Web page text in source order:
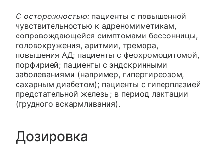
С осторожностью: пациенты с повышенной
чувствительностью к адреномиметикам,
сопровождающейся симптомами бессонницы,
головокружения, аритмии, тремора,
повышения АД; пациенты с феохромоцитомой,
порфирией; пациенты с эндокринными
заболеваниями (например, гипертиреозом,
сахарным диабетом); пациенты с гиперплазией
предстательной железы; в период лактации
(грудного вскармливания).
Дозировка